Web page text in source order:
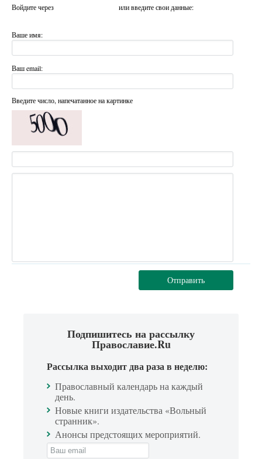
Войдите через или введите свои данные:
Ваше имя:
Ваш email:
Введите число, напечатанное на картинке
Отправить
Подпишитесь на рассылку
Православие.Ru
Рассылка выходит два раза в неделю:
Православный календарь на каждый
день.
Новые книги издательства «Вольный
странник».
Анонсы предстоящих мероприятий.